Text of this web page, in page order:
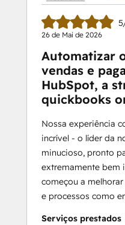
26 de Mai de 2026
Automatizar
vendas e
HubSpot, a
quickbooks
Nossa experiência
incrível - o líder da
minucioso, pronto
extremamente bem
começou a
e processos como
Serviços prestados